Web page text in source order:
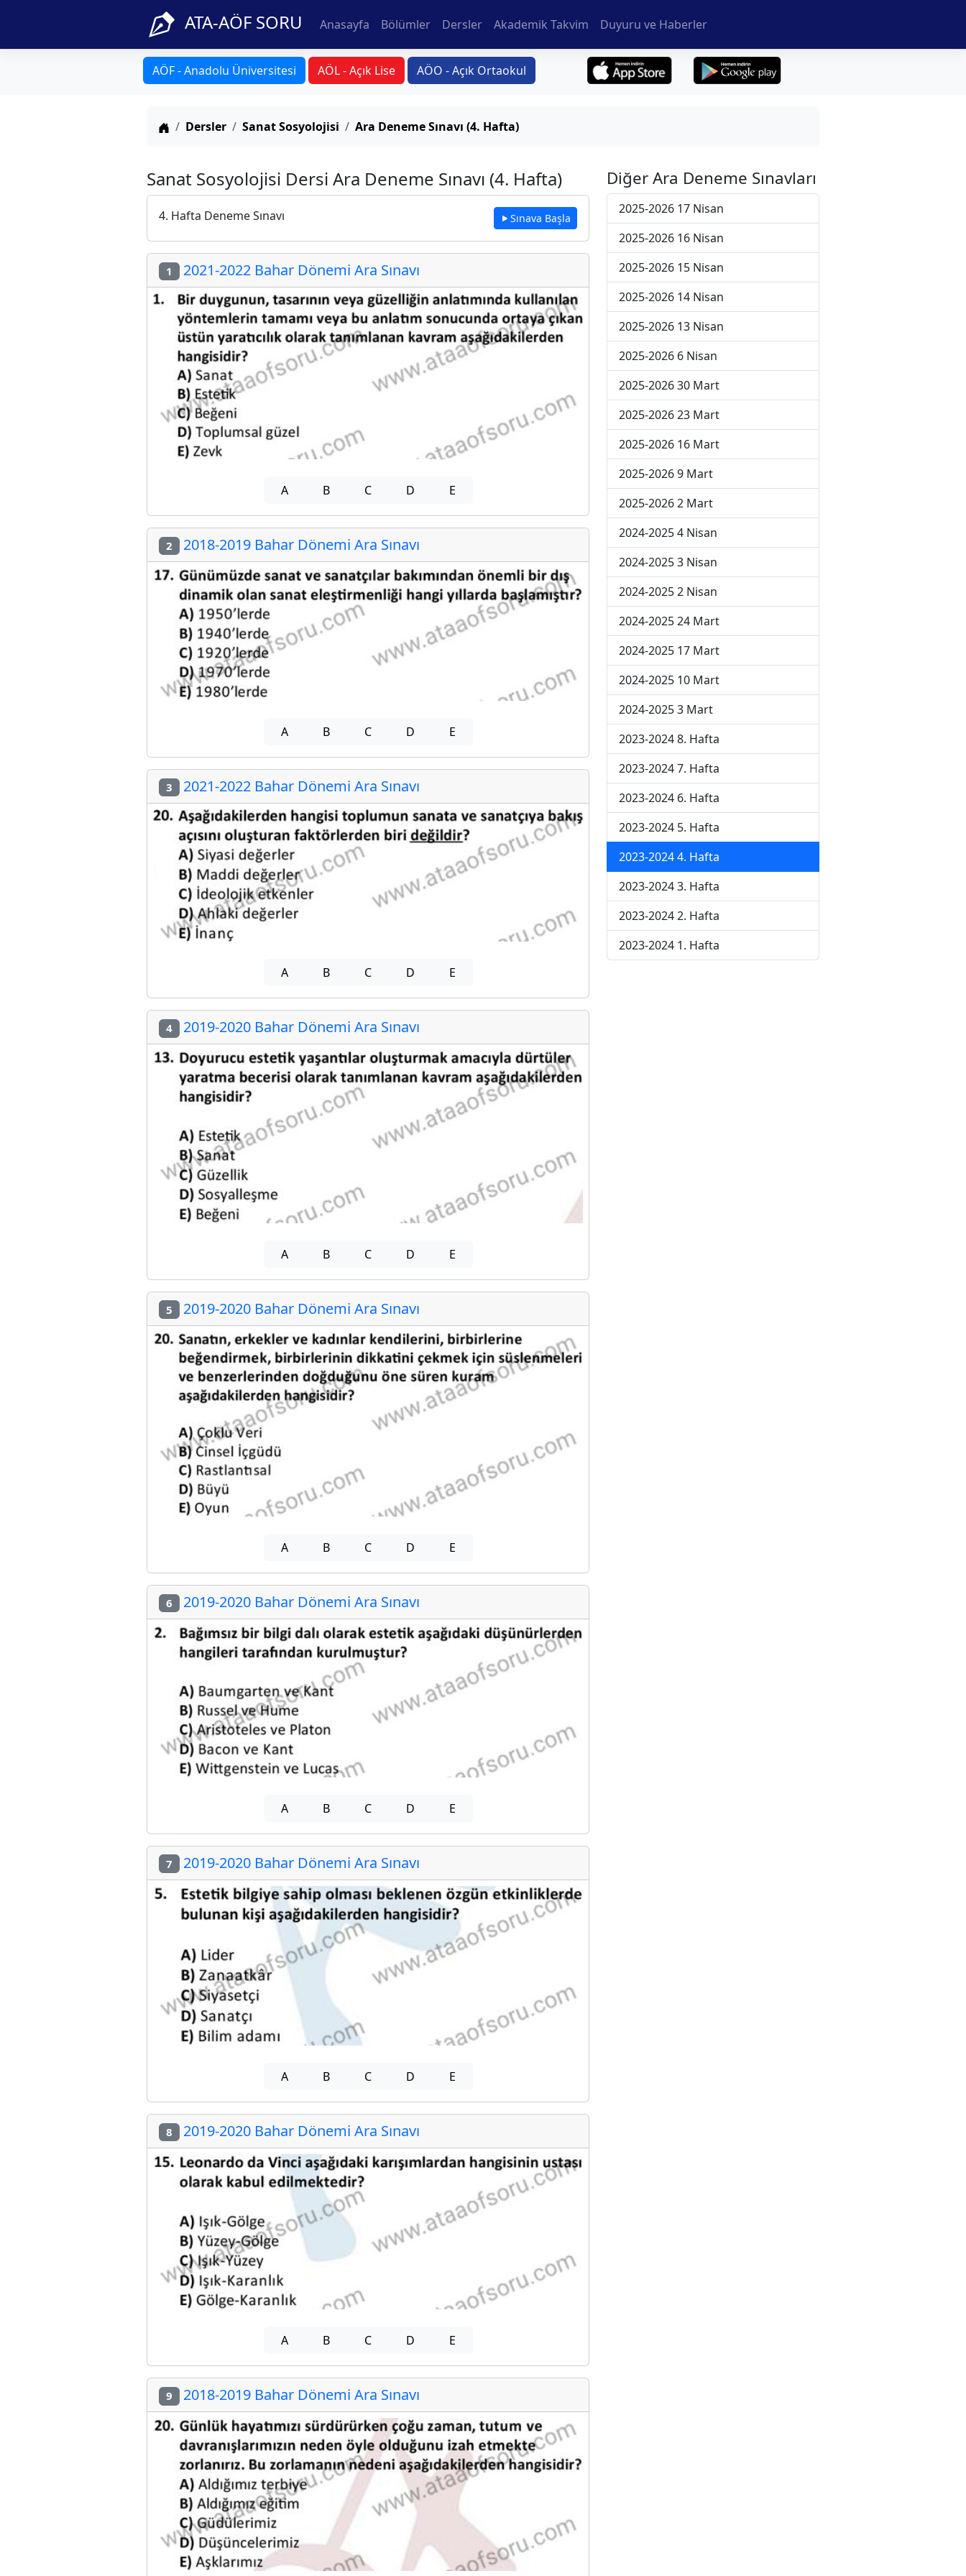
ATA-AÖF SORU Anasayfa Bölümler Dersler Akademik Takvim Duyuru ve Haberler
AÖF - Anadolu Üniversitesi AÖL - Açık Lise AÖO - Açık Ortaokul
Anasayfa
Dersler Sanat Sosyolojisi Ara Deneme Sınavı (4. Hafta)
Sanat Sosyolojisi Dersi Ara Deneme Sınavı (4. Hafta)
4. Hafta Deneme Sınavı Sınava Başla
1 2021-2022 Bahar Dönemi Ara Sınavı
A B C D E
2 2018-2019 Bahar Dönemi Ara Sınavı
A B C D E
3 2021-2022 Bahar Dönemi Ara Sınavı
A B C D E
4 2019-2020 Bahar Dönemi Ara Sınavı
A B C D E
5 2019-2020 Bahar Dönemi Ara Sınavı
A B C D E
6 2019-2020 Bahar Dönemi Ara Sınavı
A B C D E
7 2019-2020 Bahar Dönemi Ara Sınavı
A B C D E
8 2019-2020 Bahar Dönemi Ara Sınavı
A B C D E
9 2018-2019 Bahar Dönemi Ara Sınavı
Diğer Ara Deneme Sınavları
2025-2026 17 Nisan
2025-2026 16 Nisan
2025-2026 15 Nisan
2025-2026 14 Nisan
2025-2026 13 Nisan
2025-2026 6 Nisan
2025-2026 30 Mart
2025-2026 23 Mart
2025-2026 16 Mart
2025-2026 9 Mart
2025-2026 2 Mart
2024-2025 4 Nisan
2024-2025 3 Nisan
2024-2025 2 Nisan
2024-2025 24 Mart
2024-2025 17 Mart
2024-2025 10 Mart
2024-2025 3 Mart
2023-2024 8. Hafta
2023-2024 7. Hafta
2023-2024 6. Hafta
2023-2024 5. Hafta
2023-2024 4. Hafta
2023-2024 3. Hafta
2023-2024 2. Hafta
2023-2024 1. Hafta